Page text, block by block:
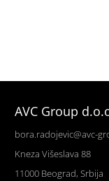
AVC Group
bora.radojevic@avc-
Kneza Višeslava 88
11000 Beograd, Srbija